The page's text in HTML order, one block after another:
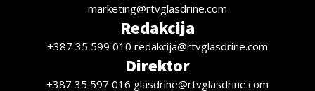
marketing@rtvglasdrine.com
Redakcija
+387 35 599 010 redakcija@rtvglasdrine.com
Direktor
+387 35 597 016 glasdrine@rtvglasdrine.com